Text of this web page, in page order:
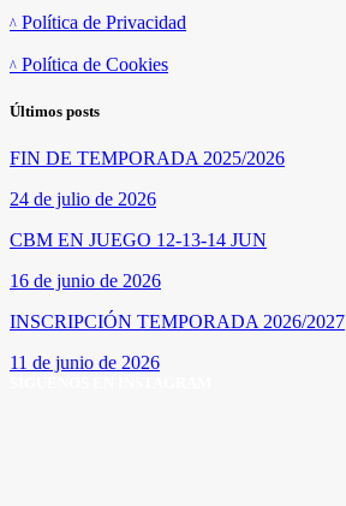
Política de Privacidad
Política de Cookies
Últimos posts
FIN DE TEMPORADA 2025/2026
24 de julio de 2026
CBM EN JUEGO 12-13-14 JUN
16 de junio de 2026
INSCRIPCIÓN TEMPORADA 2026/2027
11 de junio de 2026